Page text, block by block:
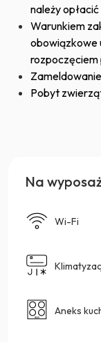
należy
Warunkiem
obowiązkowe
rozpoczęciem
Pobyt
Na
Wi-Fi
Aneks